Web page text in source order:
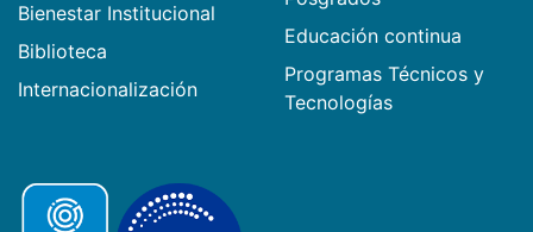
Bienestar Institucional
Biblioteca
Internacionalización
Educación continua
Programas Técnicos y
Tecnologías